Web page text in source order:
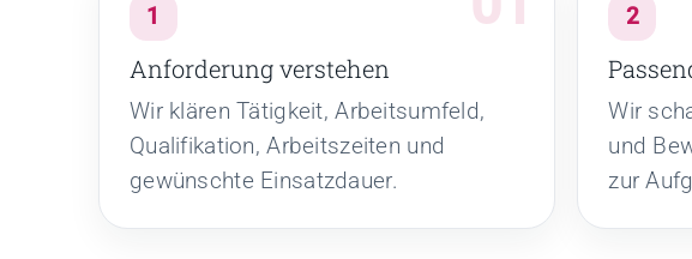
1
Anforderung verstehen
Wir klären Tätigkeit, Arbeitsumfeld,
Qualifikation, Arbeitszeiten und
gewünschte Einsatzdauer.
2
Wir
und
zur